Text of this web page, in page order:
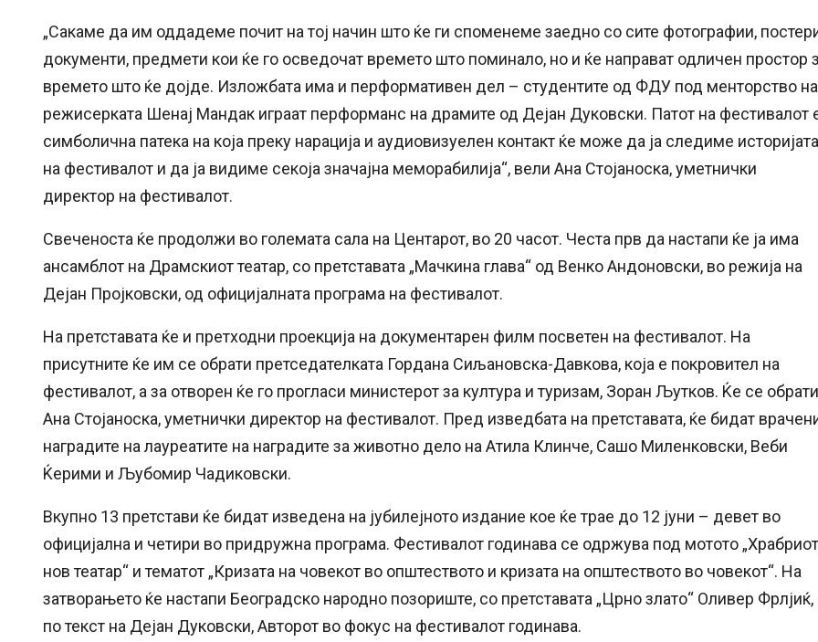
„Сакаме да им оддадеме почит на тој начин што ќе ги споменеме заедно со сите фотографии,
документи, предмети кои ќе го осведочат времето што поминало, но и ќе направат одличен простор
времето што ќе дојде. Изложбата има и перформативен дел – студентите од ФДУ под менторство на
режисерката Шенај Мандак играат перформанс на драмите од Дејан Дуковски. Патот на фестивалот
симболична патека на која преку нарација и аудиовизуелен контакт ќе може да ја следиме историјата
на фестивалот и да ја видиме секоја значајна меморабилија“, вели Ана Стојаноска, уметнички
директор на фестивалот.
Свеченоста ќе продолжи во големата сала на Центарот, во 20 часот. Честа прв да настапи ќе ја има
ансамблот на Драмскиот театар, со претставата „Мачкина глава“ од Венко Андоновски, во режија на
Дејан Пројковски, од официјалната програма на фестивалот.
На претставата ќе и претходни проекција на документарен филм посветен на фестивалот. На
присутните ќе им се обрати претседателката Гордана Сиљановска-Давкова, која е покровител на
фестивалот, а за отворен ќе го прогласи министерот за култура и туризам, Зоран Љутков. Ќе се обрати
Ана Стојаноска, уметнички директор на фестивалот. Пред изведбата на претставата, ќе бидат
наградите на лауреатите на наградите за животно дело на Атила Клинче, Сашо Миленковски, Веби
Ќерими и Љубомир Чадиковски.
Вкупно 13 претстави ќе бидат изведена на јубилејното издание кое ќе трае до 12 јуни – девет во
официјална и четири во придружна програма. Фестивалот годинава се одржува под мотото „Храбриот
нов театар“ и тематот „Кризата на човекот во општеството и кризата на општеството во човекот“. На
затворањето ќе настапи Београдско народно позориште, со претставата „Црно злато“ Оливер Фрлјиќ,
по текст на Дејан Дуковски, Авторот во фокус на фестивалот годинава.